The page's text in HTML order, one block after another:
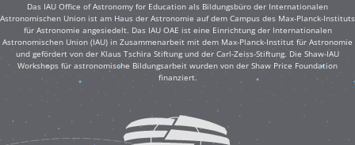
Das IAU Office of Astronomy for Education als Bildungsbüro der Internationalen
Astronomischen Union ist am Haus der Astronomie auf dem Campus des Max-Planck-Instituts
für Astronomie angesiedelt. Das IAU OAE ist eine Einrichtung der Internationalen
Astronomischen Union (IAU) in Zusammenarbeit mit dem Max-Planck-Institut für Astronomie
und gefördert von der Klaus Tschira Stiftung und der Carl-Zeiss-Stiftung. Die Shaw-IAU
Workshops für astronomische Bildungsarbeit wurden von der Shaw Price Foundation
finanziert.